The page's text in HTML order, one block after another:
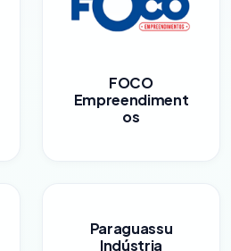
FOCO
Empreendiment
os
Paraguassu
Indústria